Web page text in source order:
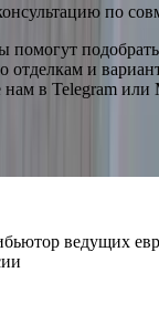
по
помогут
отделкам и
в Telegram или
ведущих